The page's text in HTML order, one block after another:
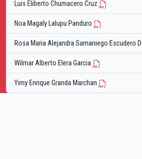
Luis Eliberto Chumacero Cruz
Noa Magaly Lalupu Panduro
Rosa Maria Alejandra Samaniego Escudero
Wilmar Alberto Elera Garcia
Yimy Enrique Granda Marchan